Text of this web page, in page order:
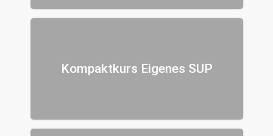
Kompaktkurs Eigenes SUP